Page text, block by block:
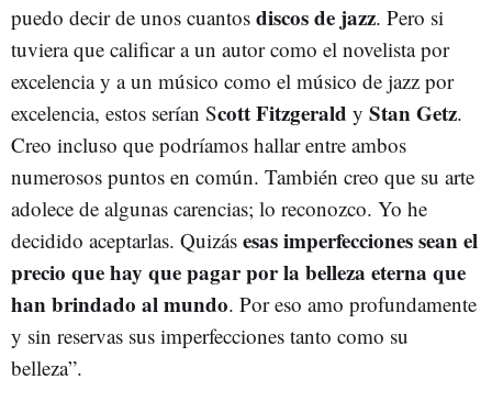
puedo decir de unos cuantos discos de jazz. Pero si
tuviera que calificar a un autor como el novelista por
excelencia y a un músico como el músico de jazz por
excelencia, estos serían Scott Fitzgerald y Stan Getz.
Creo incluso que podríamos hallar entre ambos
numerosos puntos en común. También creo que su arte
adolece de algunas carencias; lo reconozco. Yo he
decidido aceptarlas. Quizás esas imperfecciones sean el
precio que hay que pagar por la belleza eterna que
han brindado al mundo. Por eso amo profundamente
y sin reservas sus imperfecciones tanto como su
belleza”.